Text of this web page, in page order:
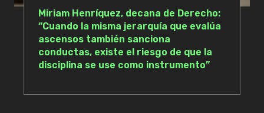
Miriam Henríquez, decana de Derecho:
“Cuando la misma jerarquía que evalúa
ascensos también sanciona
conductas, existe el riesgo de que la
disciplina se use como instrumento”